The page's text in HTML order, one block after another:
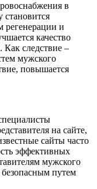
в
становится
регенерации и
качество
Как следствие –
мужского
повышается
на сайте,
сайты часто
эффективных
мужского
путем